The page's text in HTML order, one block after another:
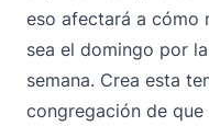
eso afectará a cómo
sea el domingo por
semana. Crea esta
congregación de